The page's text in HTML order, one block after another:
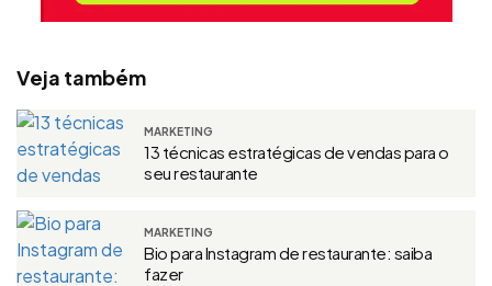
Veja também
MARKETING
13 técnicas estratégicas de vendas para o
seu restaurante
MARKETING
Bio para Instagram de restaurante: saiba
fazer